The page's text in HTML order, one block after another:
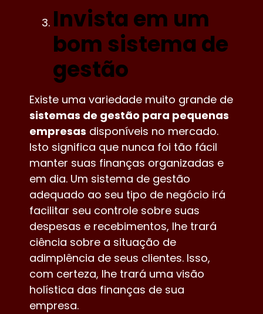
Invista em um
bom sistema de
gestão
Existe uma variedade muito grande de
sistemas de gestão para pequenas
empresas disponíveis no mercado.
Isto significa que nunca foi tão fácil
manter suas finanças organizadas e
em dia. Um sistema de gestão
adequado ao seu tipo de negócio irá
facilitar seu controle sobre suas
despesas e recebimentos, lhe trará
ciência sobre a situação de
adimplência de seus clientes. Isso,
com certeza, lhe trará uma visão
holística das finanças de sua
empresa.